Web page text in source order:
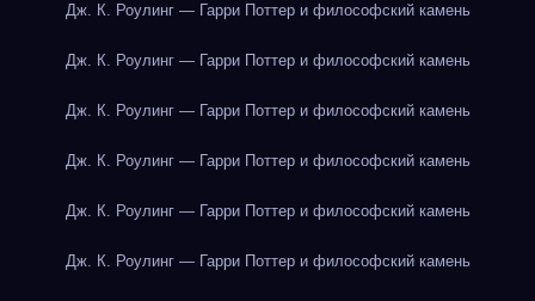
Дж. К. Роулинг — Гарри Поттер и философский камень
Дж. К. Роулинг — Гарри Поттер и философский камень
Дж. К. Роулинг — Гарри Поттер и философский камень
Дж. К. Роулинг — Гарри Поттер и философский камень
Дж. К. Роулинг — Гарри Поттер и философский камень
Дж. К. Роулинг — Гарри Поттер и философский камень